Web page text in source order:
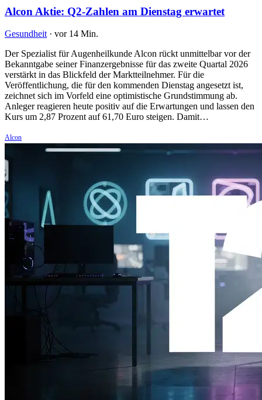
Alcon Aktie: Q2-Zahlen am Dienstag erwartet
Gesundheit · vor 14 Min.
Der Spezialist für Augenheilkunde Alcon rückt unmittelbar vor der
Bekanntgabe seiner Finanzergebnisse für das zweite Quartal 2026
verstärkt in das Blickfeld der Marktteilnehmer. Für die
Veröffentlichung, die für den kommenden Dienstag angesetzt ist,
zeichnet sich im Vorfeld eine optimistische Grundstimmung ab.
Anleger reagieren heute positiv auf die Erwartungen und lassen den
Kurs um 2,87 Prozent auf 61,70 Euro steigen. Damit…
Alcon